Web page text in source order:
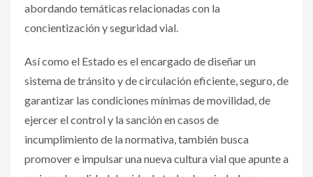
abordando temáticas relacionadas con la
concientización y seguridad vial.
Así como el Estado es el encargado de diseñar un
sistema de tránsito y de circulación eficiente, seguro, de
garantizar las condiciones mínimas de movilidad, de
ejercer el control y la sanción en casos de
incumplimiento de la normativa, también busca
promover e impulsar una nueva cultura vial que apunte a